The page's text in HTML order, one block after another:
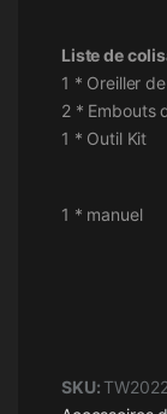
Liste de
1 * Oreiller
2 * Embouts
1 * Outil Kit
1 * manuel
SKU: